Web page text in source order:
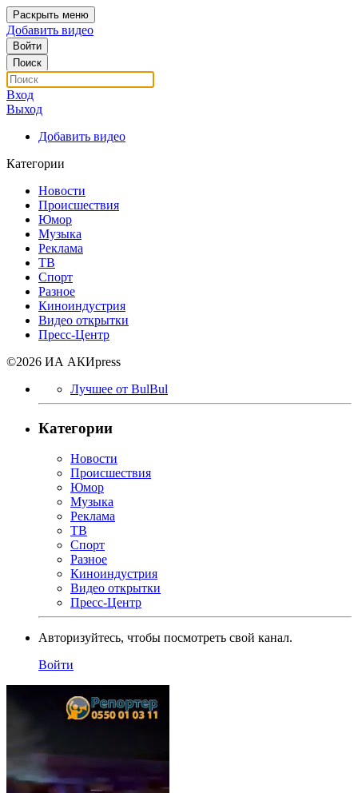
Раскрыть меню
Добавить видео
Войти
Поиск
Вход
Выход
Добавить видео
Категории
Новости
Происшествия
Юмор
Музыка
Реклама
ТВ
Спорт
Разное
Киноиндустрия
Видео открытки
Пресс-Центр
©2026 ИА АКИpress
Лучшее от BulBul
Категории
Новости
Происшествия
Юмор
Музыка
Реклама
ТВ
Спорт
Разное
Киноиндустрия
Видео открытки
Пресс-Центр
Авторизуйтесь, чтобы посмотреть свой канал.
Войти